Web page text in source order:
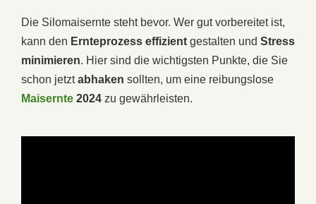
Die Silomaisernte steht bevor. Wer gut vorbereitet ist,
kann den Ernteprozess effizient gestalten und Stress
minimieren. Hier sind die wichtigsten Punkte, die Sie
schon jetztabhaken sollten, um eine reibungslose
Maisernte 2024 zu gewährleisten.